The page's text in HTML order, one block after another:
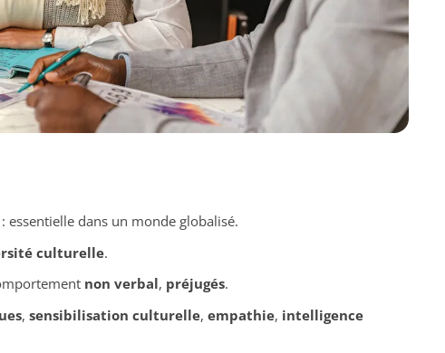
essentielle dans un monde globalisé.
culturelle.
non verbal, préjugés.
, sensibilisation culturelle, empathie, intelligence